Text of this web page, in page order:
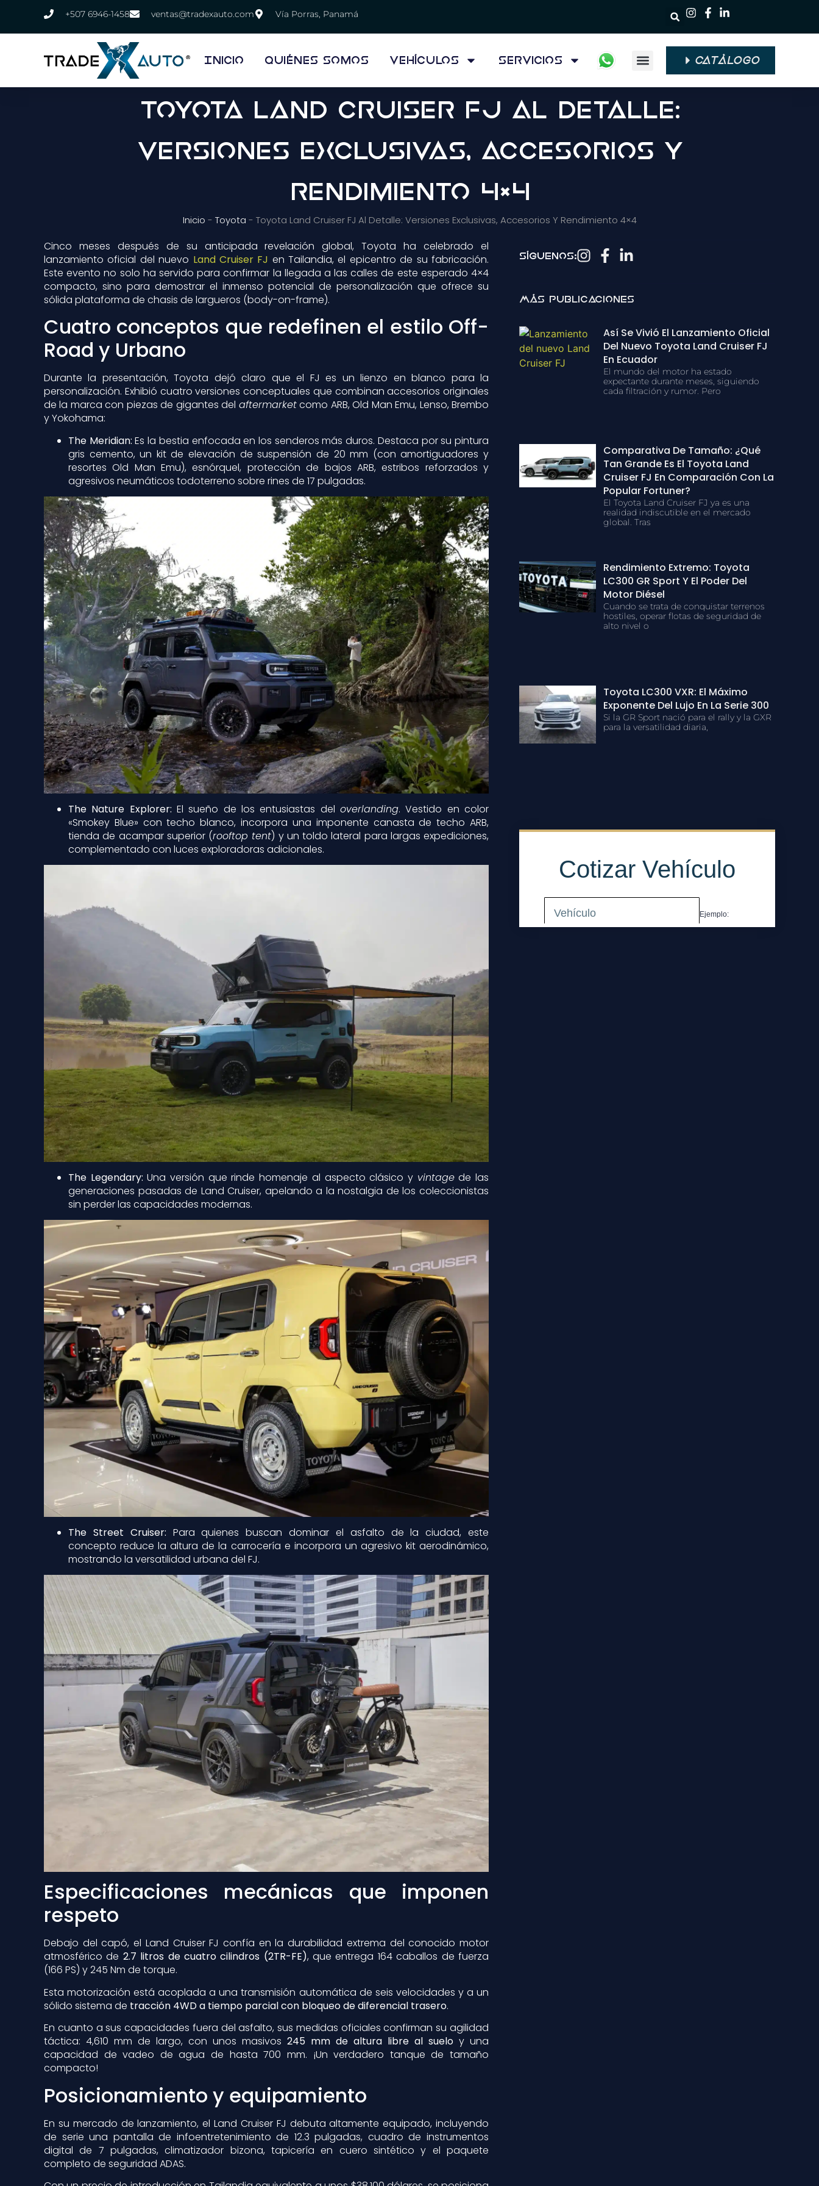
+507 6946-1458 ventas@tradexauto.com Vía Porras, Panamá
Inicio Quiénes Somos Vehículos Servicios CATÁLOGO
Toyota Land Cruiser FJ Al Detalle:
Versiones Exclusivas, Accesorios Y
Rendimiento 4×4
Inicio - Toyota - Toyota Land Cruiser FJ Al Detalle: Versiones Exclusivas, Accesorios Y Rendimiento 4×4
Cinco meses después de su anticipada revelación global, Toyota ha celebrado el
lanzamiento oficial del nuevo Land Cruiser FJ en Tailandia, el epicentro de su fabricación.
Este evento no solo ha servido para confirmar la llegada a las calles de este esperado 4×4
compacto, sino para demostrar el inmenso potencial de personalización que ofrece su
sólida plataforma de chasis de largueros (body-on-frame).
Cuatro conceptos que redefinen el estilo Off-
Road y Urbano
Durante la presentación, Toyota dejó claro que el FJ es un lienzo en blanco para la
personalización. Exhibió cuatro versiones conceptuales que combinan accesorios originales
de la marca con piezas de gigantes del aftermarketcomo ARB, Old Man Emu, Lenso, Brembo
y Yokohama:
The Meridian: Es la bestia enfocada en los senderos más duros. Destaca por su pintura
gris cemento, un kit de elevación de suspensión de 20 mm (con amortiguadores y
resortes Old Man Emu), esnórquel, protección de bajos ARB, estribos reforzados y
agresivos neumáticos todoterreno sobre rines de 17 pulgadas.
The Nature Explorer: El sueño de los entusiastas deloverlanding. Vestido en color
«Smokey Blue» con techo blanco, incorpora una imponente canasta de techo ARB,
tienda de acampar superior (rooftop tent) y un toldo lateral para largas expediciones,
complementado con luces exploradoras adicionales.
The Legendary: Una versión que rinde homenaje al aspecto clásico y vintagede las
generaciones pasadas de Land Cruiser, apelando a la nostalgia de los coleccionistas
sin perder las capacidades modernas.
The Street Cruiser: Para quienes buscan dominar el asfalto de la ciudad, este
concepto reduce la altura de la carrocería e incorpora un agresivo kit aerodinámico,
mostrando la versatilidad urbana del FJ.
Especificaciones mecánicas que imponen
respeto
Debajo del capó, el Land Cruiser FJ confía en la durabilidad extrema del conocido motor
atmosférico de 2.7 litros de cuatro cilindros (2TR-FE), que entrega 164 caballos de fuerza
(166 PS) y 245 Nm de torque.
Esta motorización está acoplada a una transmisión automática de seis velocidades y a un
sólido sistema de tracción 4WD a tiempo parcial con bloqueo de diferencial trasero.
En cuanto a sus capacidades fuera del asfalto, sus medidas oficiales confirman su agilidad
táctica: 4,610 mm de largo, con unos masivos 245 mm de altura libre al suelo y una
capacidad de vadeo de agua de hasta 700 mm. ¡Un verdadero tanque de tamaño
compacto!
Posicionamiento y equipamiento
En su mercado de lanzamiento, el Land Cruiser FJ debuta altamente equipado, incluyendo
de serie una pantalla de infoentretenimiento de 12.3 pulgadas, cuadro de instrumentos
digital de 7 pulgadas, climatizador bizona, tapicería en cuero sintético y el paquete
completo de seguridad ADAS.
Síguenos:
Más Publicaciones
Así Se Vivió El Lanzamiento Oficial
Del Nuevo Toyota Land Cruiser FJ
En Ecuador
El mundo del motor ha estado
expectante durante meses, siguiendo
cada filtración y rumor. Pero
Comparativa De Tamaño: ¿Qué
Tan Grande Es El Toyota Land
Cruiser FJ En Comparación Con La
Popular Fortuner?
El Toyota Land Cruiser FJ ya es una
realidad indiscutible en el mercado
global. Tras
Rendimiento Extremo: Toyota
LC300 GR Sport Y El Poder Del
Motor Diésel
Cuando se trata de conquistar terrenos
hostiles, operar flotas de seguridad de
alto nivel o
Toyota LC300 VXR: El Máximo
Exponente Del Lujo En La Serie 300
Si la GR Sport nació para el rally y la GXR
para la versatilidad diaria,